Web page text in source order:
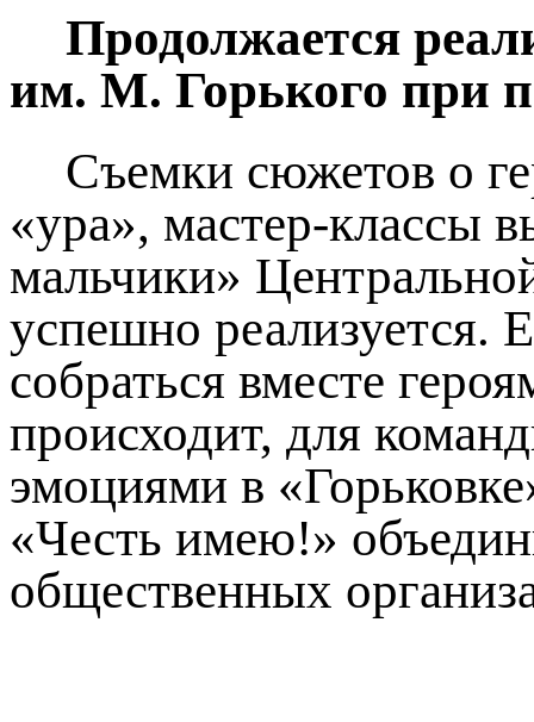
Продолжается
им. М. Горького при
Съемки сюжетов о
«ура», мастер-классы
мальчики»
успешно реализуется.
собраться вместе
происходит, для
эмоциями в
«Честь имею!»
общественных